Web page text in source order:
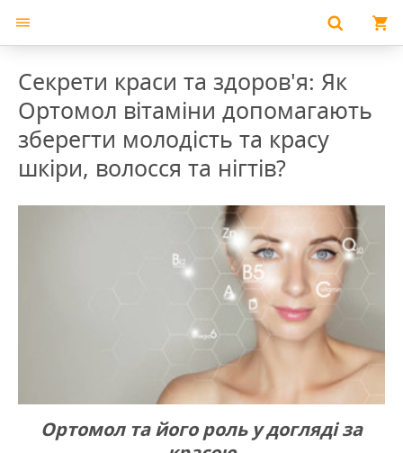
Секрети краси та здоров'я: Як
Ортомол вітаміни допомагають
зберегти молодість та красу
шкіри, волосся та нігтів?
Ортомол та його роль у догляді за